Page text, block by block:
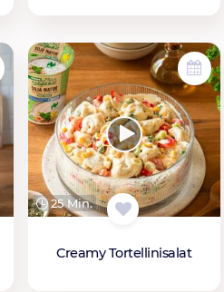
25 Min.
Creamy Tortellinisalat